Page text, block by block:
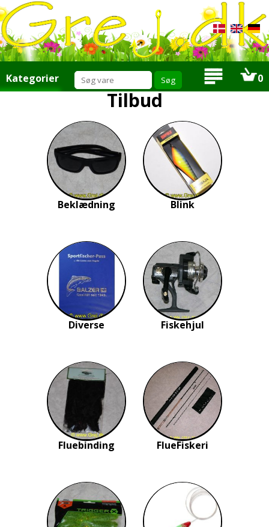
0
Kategorier
Nyheder Mængde rabat
Ris eller ros Produktforslag Tilbudsmail
Links
Tilbud
Beklædning Blink
Diverse Fiskehjul
Fluebinding FlueFiskeri